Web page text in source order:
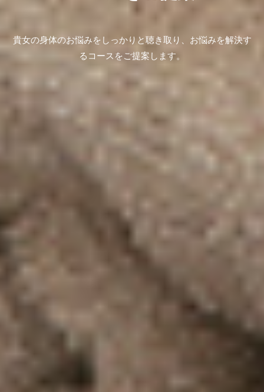
貴女の身体のお悩みをしっかりと聴き取り、お悩みを解決す
るコースをご提案します。